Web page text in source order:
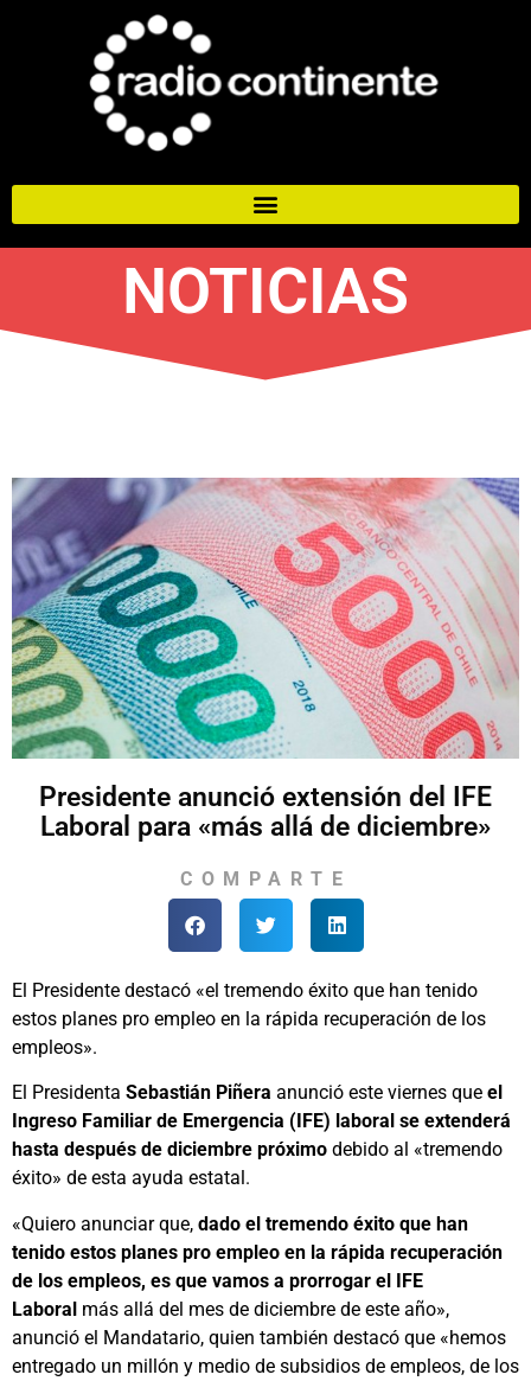
NOTICIAS
Presidente anunció extensión del IFE
Laboral para «más allá de diciembre»
COMPARTE
El Presidente destacó «el tremendo éxito que han tenido
estos planes pro empleo en la rápida recuperación de los
empleos».
El Presidenta Sebastián Piñera anunció este viernes que el
Ingreso Familiar de Emergencia (IFE) laboral se extenderá
hasta después de diciembre próximo debido al «tremendo
éxito» de esta ayuda estatal.
«Quiero anunciar que, dado el tremendo éxito que han
tenido estos planes pro empleo en la rápida recuperación
de los empleos, es que vamos a prorrogar el IFE
Laboral más allá del mes de diciembre de este año»,
anunció el Mandatario, quien también destacó que «hemos
entregado un millón y medio de subsidios de empleos, de los